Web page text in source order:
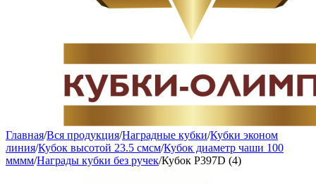
Главная/Вся продукция/Наградные кубки/Кубки эконом
линия/Кубок высотой 23.5 смсм/Кубок диаметр чаши 100
мммм/Награды кубки без ручек/Кубок P397D (4)